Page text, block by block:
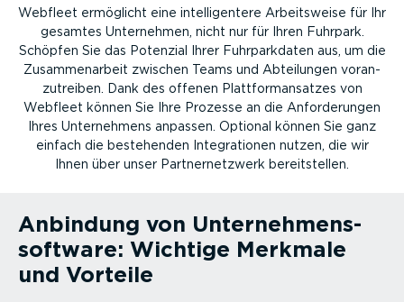
Webfleet ermöglicht eine intel­li­gentere Arbeits­weise für Ihr
gesamtes Unternehmen, nicht nur für Ihren Fuhrpark.
Schöpfen Sie das Potenzial Ihrer Fuhrpark­daten aus, um die
Zusam­men­arbeit zwischen Teams und Abteilungen voran­
zu­treiben. Dank des offenen Platt­form­an­satzes von
Webfleet können Sie Ihre Prozesse an die Anfor­de­rungen
Ihres Unter­nehmens anpassen. Optional können Sie ganz
einfach die bestehenden Integra­tionen nutzen, die wir
Ihnen über unser Partner­netzwerk bereit­stellen.
Anbindung von Unter­neh­mens­
software: Wichtige Merkmale
und Vorteile